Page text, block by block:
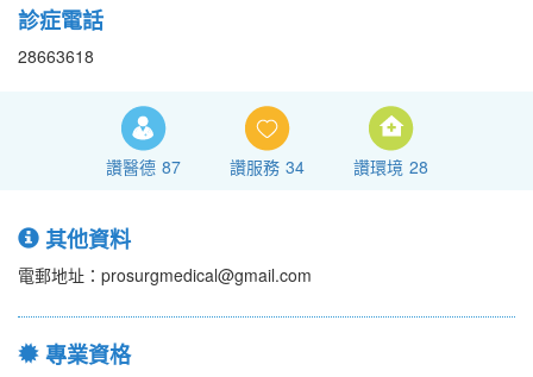
診症電話
28663618
讚醫德 87 讚服務 34 讚環境 28
其他資料
電郵地址：prosurgmedical@gmail.com
專業資格